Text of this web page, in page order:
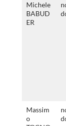
Michele
BABUD
ER
Massim
o